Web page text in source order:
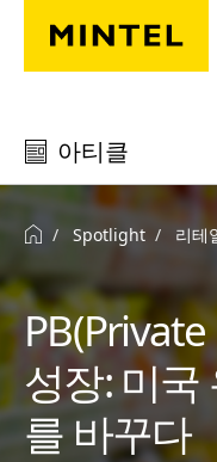
Skip to main content
아티클
Spotlight 리테
성장: 미국
를 바꾸다